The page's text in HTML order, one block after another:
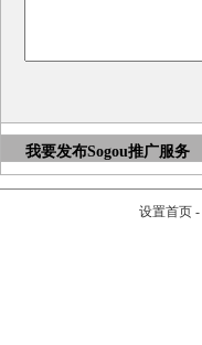
我要发布Sogou推广服务
设置首页-